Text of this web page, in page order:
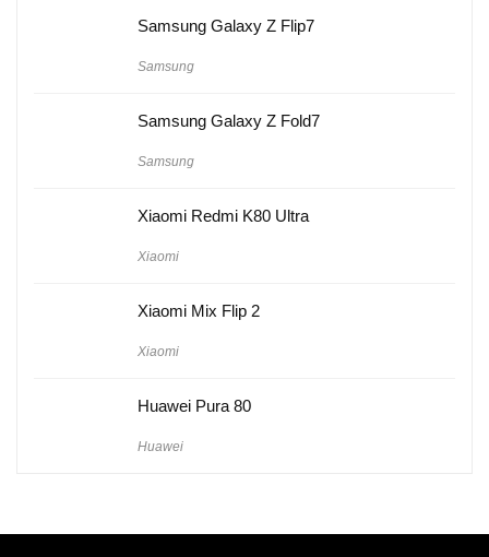
Samsung Galaxy Z Flip7
Samsung
Samsung Galaxy Z Fold7
Samsung
Xiaomi Redmi K80 Ultra
Xiaomi
Xiaomi Mix Flip 2
Xiaomi
Huawei Pura 80
Huawei